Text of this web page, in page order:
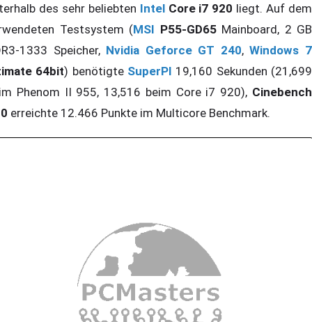
des sehr beliebten IntelCore i7 920 liegt. Auf dem
Testsystem (MSI P55-GD65Mainboard, 2 GB
1333 Speicher, Nvidia Geforce GT 240,Windows 7
64bit) benötigte SuperPI 19,160 Sekunden (21,699
Phenom II 955, 13,516 beim Core i7 920), Cinebench
erreichte 12.466 Punkte im Multicore Benchmark.